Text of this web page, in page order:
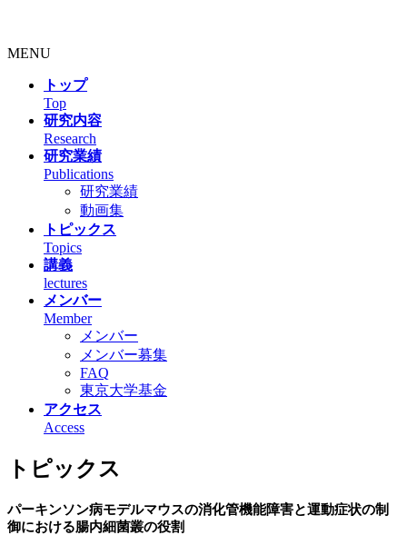
MENU
トップ
Top
研究内容
Research
研究業績
Publications
研究業績
動画集
トピックス
Topics
講義
lectures
メンバー
Member
メンバー
メンバー募集
FAQ
東京大学基金
アクセス
Access
トピックス
パーキンソン病モデルマウスの消化管機能障害と運動症状の制
御における腸内細菌叢の役割